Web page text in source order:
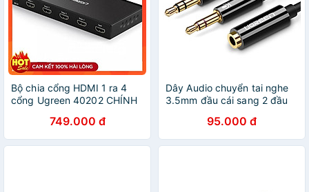
Bộ chia cổng HDMI 1 ra 4
cổng Ugreen 40202 CHÍNH
749.000 đ
Dây Audio chuyển tai nghe
3.5mm đầu cái sang 2 đầu
vàng dài 20CM UGREEN
AV140 20898 - Hàng chính
hãng
95.000 đ